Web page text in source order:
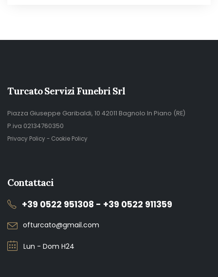
Turcato Servizi Funebri Srl
Piazza Giuseppe Garibaldi, 10 42011 Bagnolo In Piano (RE)
P.iva 02134760350
Privacy Policy- Cookie Policy
Contattaci
+39 0522 951308 - +39 0522 911359
ofturcato@gmail.com
Lun - Dom H24